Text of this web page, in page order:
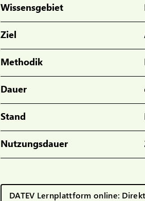
Wissensgebiet
Ziel
Methodik
Dauer
Stand
Nutzungsdauer
DATEV Lernplattform online: